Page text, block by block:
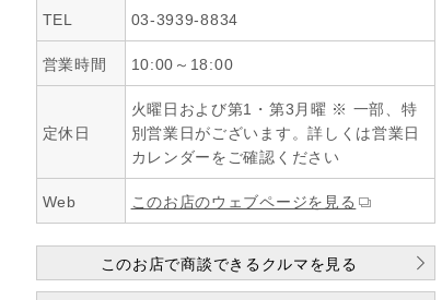
TEL 03-3939-8834
営業時間 10:00～18:00
定休日
火曜日および第1・第3月曜 ※ 一部、特
別営業日がございます。詳しくは営業日
カレンダーをご確認ください
Web このお店のウェブページを見る
このお店で商談できるクルマを見る